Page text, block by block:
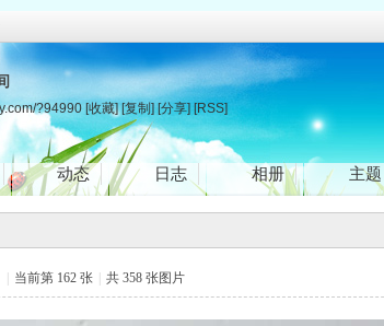
?94990 [收藏] [复制] [分享] [RSS]
动态 日志 相册 主题
当前第 162 张 共 358 张图片